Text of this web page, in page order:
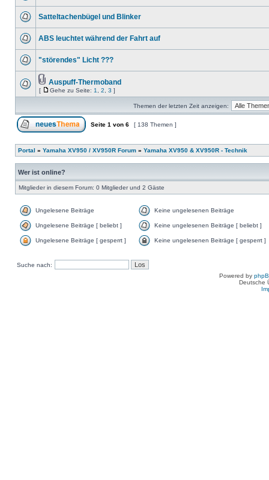
Satteltachenbügel und Blinker
ABS leuchtet während der Fahrt auf
"störendes" Licht ???
Auspuff-Thermoband
[ Gehe zu Seite: 1 2 3 ]
Themen der letzten Zeit anzeigen:
Seite 1 von 6 [ 138 Themen ]
Portal » Yamaha XV950 / XV950R Forum » Yamaha XV950 & XV950R - Technik
Wer ist online?
Mitglieder in diesem Forum: 0 Mitglieder und 2 Gäste
Ungelesene Beiträge Keine ungelesenen Beiträge
Ungelesene Beiträge [ beliebt ] Keine ungelesenen Beiträge [ beliebt ]
Ungelesene Beiträge [ gesperrt ] Keine ungelesenen Beiträge [ gesperrt ]
Suche nach:
Powered by
Deutsche